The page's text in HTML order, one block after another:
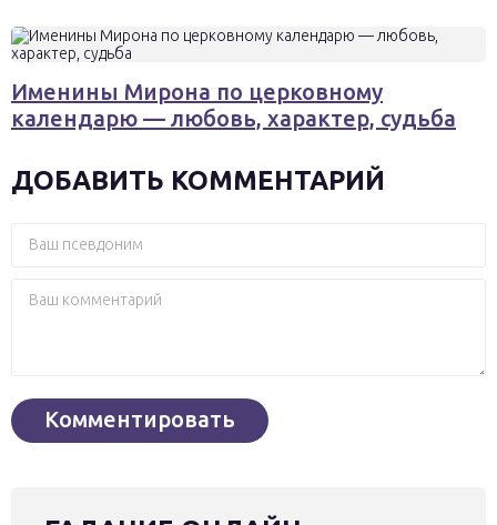
Именины Мирона по церковному
календарю — любовь, характер, судьба
ДОБАВИТЬ КОММЕНТАРИЙ